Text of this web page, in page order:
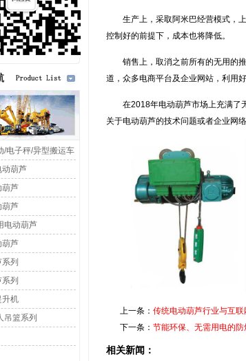
/电子秤/异型搬运车
动葫芦
葫芦
葫芦
电动葫芦
葫芦
列
列
升机
吊篮系列
生产上，采取阿米巴经营模式，
控制好的前提下，成本也将降低。
销售上，取消之前所有的无用的
道，众多电商平台及企业网站，利用
在2018年电动葫芦市场上充满了
关于电动葫芦的技术问题或者企业网
上一条： 传统电动葫芦行业与互
下一条： 节能环保、无需用电的
相关新闻：